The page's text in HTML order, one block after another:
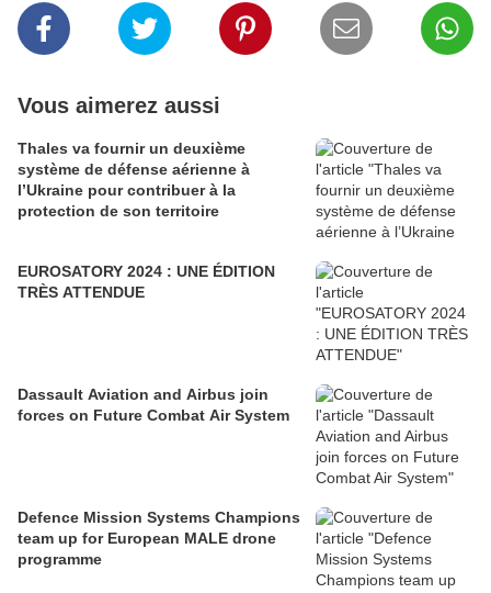
Vous aimerez aussi
Thales va fournir un deuxième
système de défense aérienne à
l’Ukraine pour contribuer à la
protection de son territoire
EUROSATORY 2024 : UNE ÉDITION
TRÈS ATTENDUE
Dassault Aviation and Airbus join
forces on Future Combat Air System
Defence Mission Systems Champions
team up for European MALE drone
programme